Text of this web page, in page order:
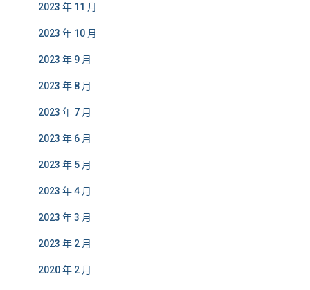
2023 年 11 月
2023 年 10 月
2023 年 9 月
2023 年 8 月
2023 年 7 月
2023 年 6 月
2023 年 5 月
2023 年 4 月
2023 年 3 月
2023 年 2 月
2020 年 2 月